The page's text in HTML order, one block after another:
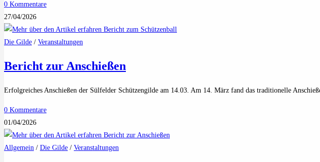
0 Kommentare
27/04/2026
Die Gilde / Veranstaltungen
Bericht zur Anschießen
Erfolgreiches Anschießen der Sülfelder Schützengilde am 14.03. Am 14. März fand das traditionelle
0 Kommentare
01/04/2026
Allgemein / Die Gilde / Veranstaltungen